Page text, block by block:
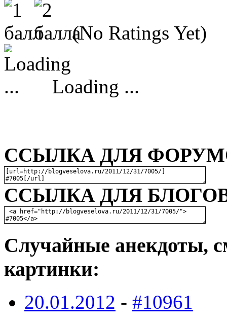
(No Ratings Yet)
Loading ...
ССЫЛКА ДЛЯ
ССЫЛКА ДЛЯ БЛОГОВ
Случайные анекдоты,
картинки:
20.01.2012 - #10961